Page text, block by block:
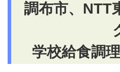
調布市、NTT
学校給食調